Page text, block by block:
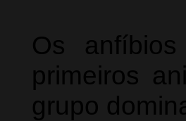
Os
primeiros
grupo